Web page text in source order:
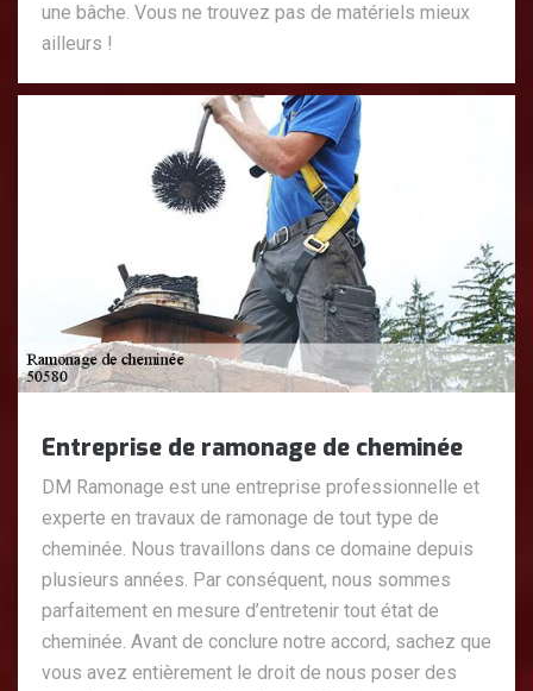
une bâche. Vous ne trouvez pas de matériels mieux
ailleurs !
Entreprise de ramonage de cheminée
DM Ramonage est une entreprise professionnelle et
experte en travaux de ramonage de tout type de
cheminée. Nous travaillons dans ce domaine depuis
plusieurs années. Par conséquent, nous sommes
parfaitement en mesure d’entretenir tout état de
cheminée. Avant de conclure notre accord, sachez que
vous avez entièrement le droit de nous poser des